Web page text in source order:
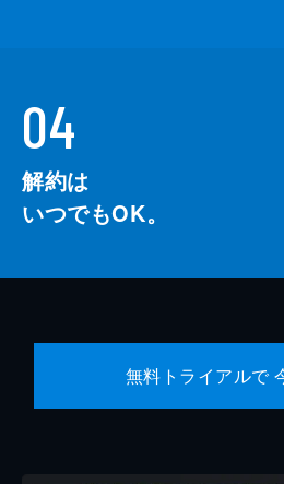
04
解約は
いつでもOK。
無料トライアルで